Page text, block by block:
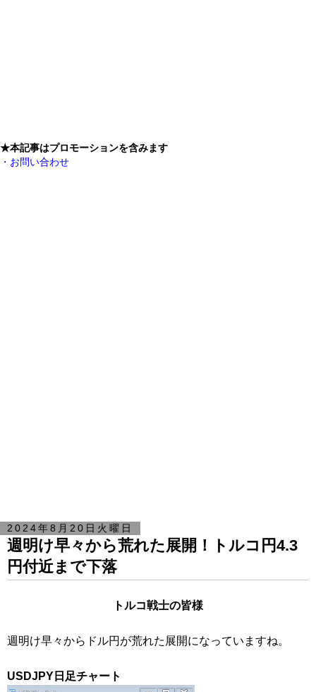
★本記事はプロモーションを含みます
・お問い合わせ
2024年8月20日火曜日
週明け早々から荒れた展開！トルコ円4.3
円付近まで下落
トルコ戦士の皆様
週明け早々からドル円が荒れた展開になっていますね。
USDJPY日足チャート